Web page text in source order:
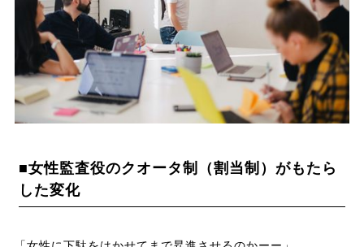
■女性監査役のクオータ制（割当制）がもたら
した変化